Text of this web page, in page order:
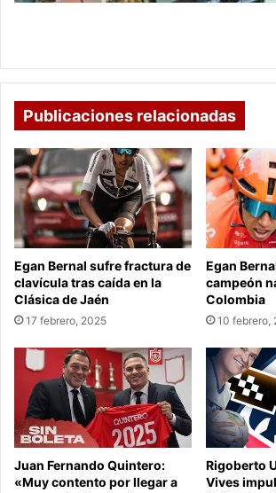
Publicaciones relacionadas
Egan Bernal sufre fractura de
clavícula tras caída en la
Clásica de Jaén
17 febrero, 2025
Egan
campeón
Colombia
10 febrero,
Juan Fernando Quintero:
«Muy contento por llegar a
Rigoberto
Vives